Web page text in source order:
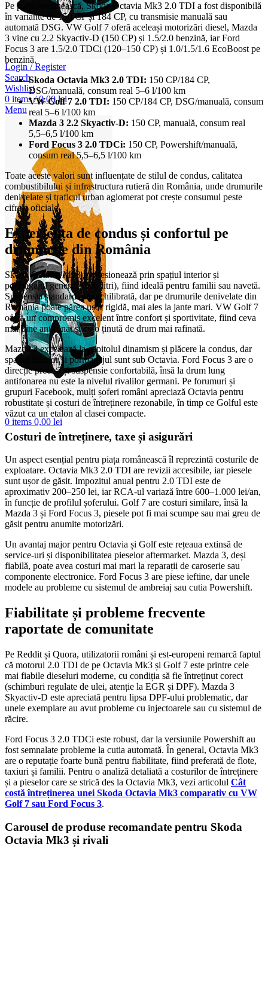
Login / Register
Search
Wishlist
0 items / 0,00lei
Menu
0 items 0,00 lei
Pe piața românească, Skoda Octavia Mk3 2.0 TDI a fost disponibilă
în variante de 150 CP și 184 CP, cu transmisie manuală sau
automată DSG. VW Golf 7 oferă aceleași motorizări diesel, Mazda
3 vine cu 2.2 Skyactiv-D (150 CP) și 1.5/2.0 benzină, iar Ford
Focus 3 are 1.5/2.0 TDCi (120–150 CP) și 1.0/1.5/1.6 EcoBoost pe
benzină.
Skoda Octavia Mk3 2.0 TDI: 150 CP/184 CP,
DSG/manuală, consum real 5–6 l/100 km
VW Golf 7 2.0 TDI: 150 CP/184 CP, DSG/manuală, consum
real 5–6 l/100 km
Mazda 3 2.2 Skyactiv-D: 150 CP, manuală, consum real
5,5–6,5 l/100 km
Ford Focus 3 2.0 TDCi: 150 CP, Powershift/manuală,
consum real 5,5–6,5 l/100 km
Toate aceste valori sunt influențate de stilul de condus, calitatea
combustibilului și infrastructura rutieră din România, unde drumurile
denivelate și traficul urban aglomerat pot crește consumul peste
cifrele oficiale.
Experiența de condus și confortul pe
drumurile din România
Skoda Octavia Mk3 impresionează prin spațiul interior și
portbagajul generos (590 litri), fiind ideală pentru familii sau navetă.
Suspensia standard este echilibrată, dar pe drumurile denivelate din
România poate părea ușor rigidă, mai ales la jante mari. VW Golf 7
oferă un compromis excelent între confort și sportivitate, fiind ceva
mai bine antifonat și cu o ținută de drum mai rafinată.
Mazda 3 excelează la capitolul dinamism și plăcere la condus, dar
spațiul interior și portbagajul sunt sub Octavia. Ford Focus 3 are o
direcție precisă și suspensie confortabilă, însă la drum lung
antifonarea nu este la nivelul rivalilor germani. Pe forumuri și
grupuri Facebook, mulți șoferi români apreciază Octavia pentru
robustitate și costuri de întreținere rezonabile, în timp ce Golful este
văzut ca un etalon al clasei compacte.
Costuri de întreținere, taxe și asigurări
Un aspect esențial pentru piața românească îl reprezintă costurile de
exploatare. Octavia Mk3 2.0 TDI are revizii accesibile, iar piesele
sunt ușor de găsit. Impozitul anual pentru 2.0 TDI este de
aproximativ 200–250 lei, iar RCA-ul variază între 600–1.000 lei/an,
în funcție de profilul șoferului. Golf 7 are costuri similare, însă la
Mazda 3 și Ford Focus 3, piesele pot fi mai scumpe sau mai greu de
găsit pentru anumite motorizări.
Un avantaj major pentru Octavia și Golf este rețeaua extinsă de
service-uri și disponibilitatea pieselor aftermarket. Mazda 3, deși
fiabilă, poate avea costuri mai mari la reparații de caroserie sau
componente electronice. Ford Focus 3 are piese ieftine, dar unele
modele au probleme cu sistemul de ambreiaj sau cutia Powershift.
Fiabilitate și probleme frecvente
raportate de comunitate
Pe Reddit și Quora, utilizatorii români și est-europeni remarcă faptul
că motorul 2.0 TDI de pe Octavia Mk3 și Golf 7 este printre cele
mai fiabile dieseluri moderne, cu condiția să fie întreținut corect
(schimburi regulate de ulei, atenție la EGR și DPF). Mazda 3
Skyactiv-D este apreciată pentru lipsa DPF-ului problematic, dar
unele exemplare au avut probleme cu injectoarele sau cu sistemul de
răcire.
Ford Focus 3 2.0 TDCi este robust, dar la versiunile Powershift au
fost semnalate probleme la cutia automată. În general, Octavia Mk3
are o reputație foarte bună pentru fiabilitate, fiind preferată de flote,
taxiuri și familii. Pentru o analiză detaliată a costurilor de întreținere
și a pieselor care se strică des la Octavia Mk3, vezi articolul Cât
costă întreținerea unei Skoda Octavia Mk3 comparativ cu VW
Golf 7 sau Ford Focus 3.
Carousel de produse recomandate pentru Skoda
Octavia Mk3 și rivali